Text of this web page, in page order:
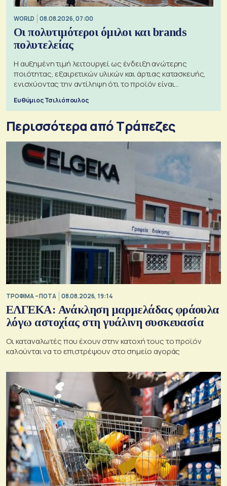
WORLD 08.08.2026, 07:00
Οι πολυτιμότεροι όμιλοι και brands
πολυτελείας
Η αυξημένη τιμή λειτουργεί ως ένδειξη ανώτερης
ποιότητας, εξαιρετικών υλικών και άρτιας κατασκευής,
ενισχύοντας την αντίληψη ότι το προϊόν είναι
Ευθύμιος Τσιλιόπουλος
Περισσότερα από Τράπεζες
ΤΡΟΦΙΜΑ – ΠΟΤΑ 08.08.2026, 19:14
ΕΛΓΕΚΑ: Ανάκληση μαρμελάδας φράουλα
λόγω αστοχίας στη γυάλινη συσκευασία
Οι καταναλωτές που έχουν στην κατοχή τους το προϊόν
καλούνται να το επιστρέψουν στο σημείο αγοράς